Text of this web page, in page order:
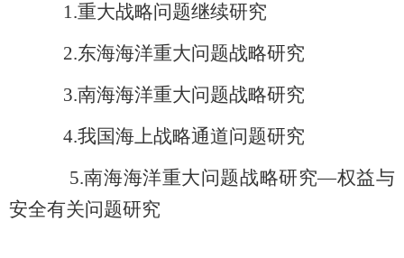
1.重大战略问题继续研究
2.东海海洋重大问题战略研究
3.南海海洋重大问题战略研究
4.我国海上战略通道问题研究
5.南海海洋重大问题战略研究—权益与
安全有关问题研究